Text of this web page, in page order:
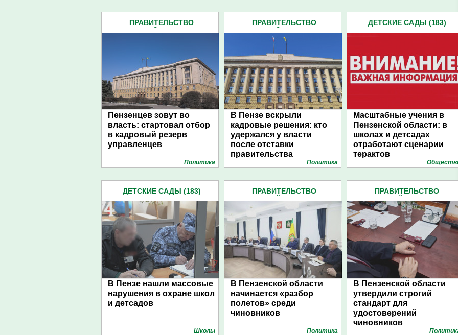
ПРАВИТЕЛЬСТВО
Пензенцев зовут во
власть: стартовал отбор
в кадровый резерв
управленцев
Политика
ПРАВИТЕЛЬСТВО
В Пензе вскрыли
кадровые решения: кто
удержался у власти
после отставки
правительства
Политика
ДЕТСКИЕ САДЫ (183)
Масштабные учения в
Пензенской области: в
школах и детсадах
отработают сценарии
терактов
ДЕТСКИЕ САДЫ (183)
В Пензе нашли массовые
нарушения в охране школ
и детсадов
Школы
ПРАВИТЕЛЬСТВО
В Пензенской области
начинается «разбор
полетов» среди
чиновников
Политика
ПРАВИТЕЛЬСТВО
В Пензенской области
утвердили строгий
стандарт для
удостоверений
чиновников